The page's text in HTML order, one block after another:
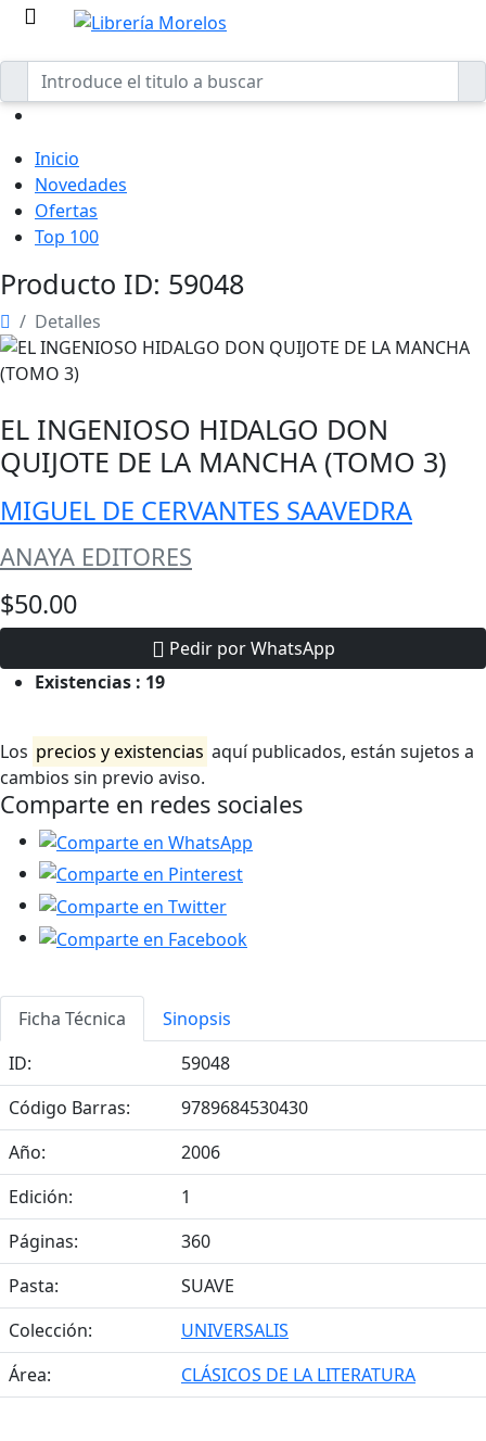
Inicio
Novedades
Ofertas
Top 100
Producto ID: 59048
Detalles
EL INGENIOSO HIDALGO DON
QUIJOTE DE LA MANCHA (TOMO 3)
MIGUEL DE CERVANTES SAAVEDRA
ANAYA EDITORES
$50.00
Pedir por WhatsApp
Existencias : 19
Los precios y existencias aquí publicados, están sujetos a
cambios sin previo aviso.
Comparte en redes sociales
Ficha Técnica
Sinopsis
ID:
59048
Código Barras:
9789684530430
Año:
2006
Edición:
1
Páginas:
360
Pasta:
SUAVE
Colección:
UNIVERSALIS
Área:
CLÁSICOS DE LA LITERATURA